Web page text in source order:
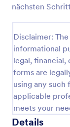
nächsten
Disclaimer:
informational
legal,
forms are
using any
applicable
meets your
Details